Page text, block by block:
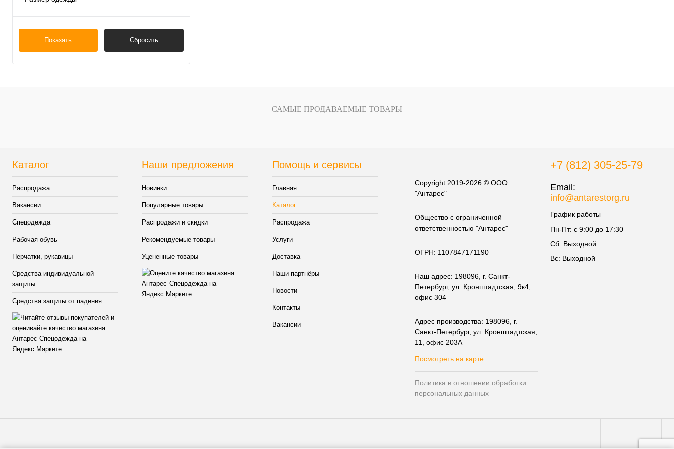
XXL
Показать Сбросить
САМЫЕ ПРОДАВАЕМЫЕ ТОВАРЫ
Каталог
Распродажа
Вакансии
Спецодежда
Рабочая обувь
Перчатки, рукавицы
Средства индивидуальной
защиты
Средства защиты от падения
Наши предложения
Новинки
Популярные товары
Распродажи и скидки
Рекомендуемые товары
Уцененные товары
Помощь и сервисы
Главная
Каталог
Распродажа
Услуги
Доставка
Наши партнёры
Новости
Контакты
Вакансии
Copyright 2019-2026 © ООО
"Антарес"
Общество с ограниченной
ответственностью "Антарес"
ОГРН: 1107847171190
Наш адрес: 198096, г. Санкт-
Петербург, ул. Кронштадтская, 9к4,
офис 304
Адрес производства: 198096, г.
Санкт-Петербург, ул. Кронштадтская,
11, офис 203А
Посмотреть на карте
Политика в отношении обработки
персональных данных
+7 (812) 305-25-79
Email:
info@antarestorg.ru
График работы
Пн-Пт: с 9:00 до 17:30
Сб: Выходной
Вс: Выходной